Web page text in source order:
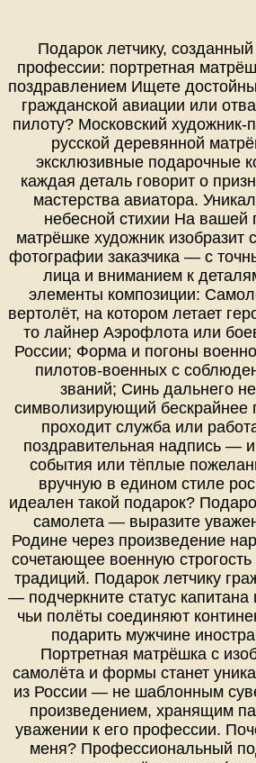
Подарок летчику,
профессии: портретная
поздравлением Ищете
гражданской авиации или
пилоту? Московский художник-
русской деревянной
эксклюзивные подарочные
каждая деталь говорит о
мастерства авиатора.
небесной стихии На вашей
матрёшке художник изобразит
фотографии заказчика — с
лица и вниманием к
элементы композиции:
вертолёт, на котором летает
то лайнер Аэрофлота или
России; Форма и погоны
пилотов-военных с
званий; Синь дальнего
символизирующий бескрайнее
проходит служба или
поздравительная надпись —
события или тёплые
вручную в едином стиле
идеален такой подарок?
самолета — выразите
Родине через произведение
сочетающее военную строгость
традиций. Подарок летчику
— подчеркните статус капитана
чьи полёты соединяют
подарить мужчине
Портретная матрёшка с
самолёта и формы станет
из России — не шаблонным
произведением, хранящим
уважении к его профессии.
меня? Профессиональный